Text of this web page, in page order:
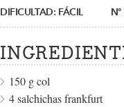
DIFICULTAD: FÁCIL
150 g col
4 salchichas frankfurt